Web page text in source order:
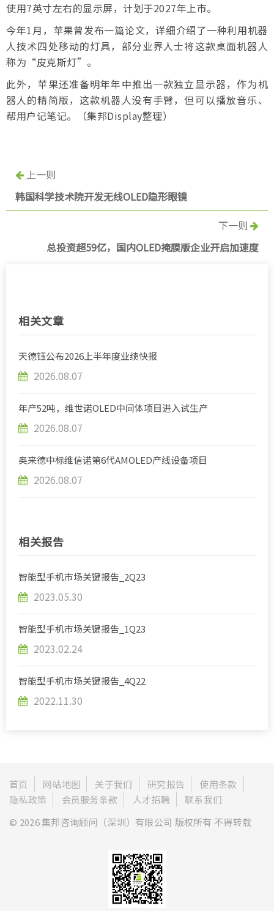
使用7英寸左右的显示屏，计划于2027年上市。
今年1月，苹果曾发布一篇论文，详细介绍了一种利用机器
人技术四处移动的灯具，部分业界人士将这款桌面机器人
称为“皮克斯灯”。
此外，苹果还准备明年年中推出一款独立显示器，作为机
器人的精简版，这款机器人没有手臂，但可以播放音乐、
帮用户记笔记。（集邦Display整理）
上一则
韩国科学技术院开发无线OLED隐形眼镜
下一则
总投资超59亿，国内OLED掩膜版企业开启加速度
相关文章
天德钰公布2026上半年度业绩快报
2026.08.07
年产52吨，维世诺OLED中间体项目进入试生产
2026.08.07
奥来德中标维信诺第6代AMOLED产线设备项目
2026.08.07
相关报告
智能型手机市场关键报告_2Q23
2023.05.30
智能型手机市场关键报告_1Q23
2023.02.24
智能型手机市场关键报告_4Q22
2022.11.30
首页 网站地图 关于我们 研究报告
使用条款
隐私政策
会员服务条款 人才招聘
联系我们
© 2026 集邦咨询顾问（深圳）有限公司 版权所有 不得转载